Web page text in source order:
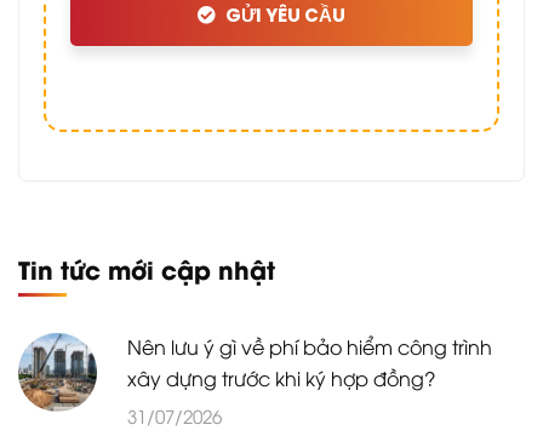
GỬI YÊU CẦU
Tin tức mới cập nhật
Nên lưu ý gì về phí bảo hiểm công trình
xây dựng trước khi ký hợp đồng?
31/07/2026